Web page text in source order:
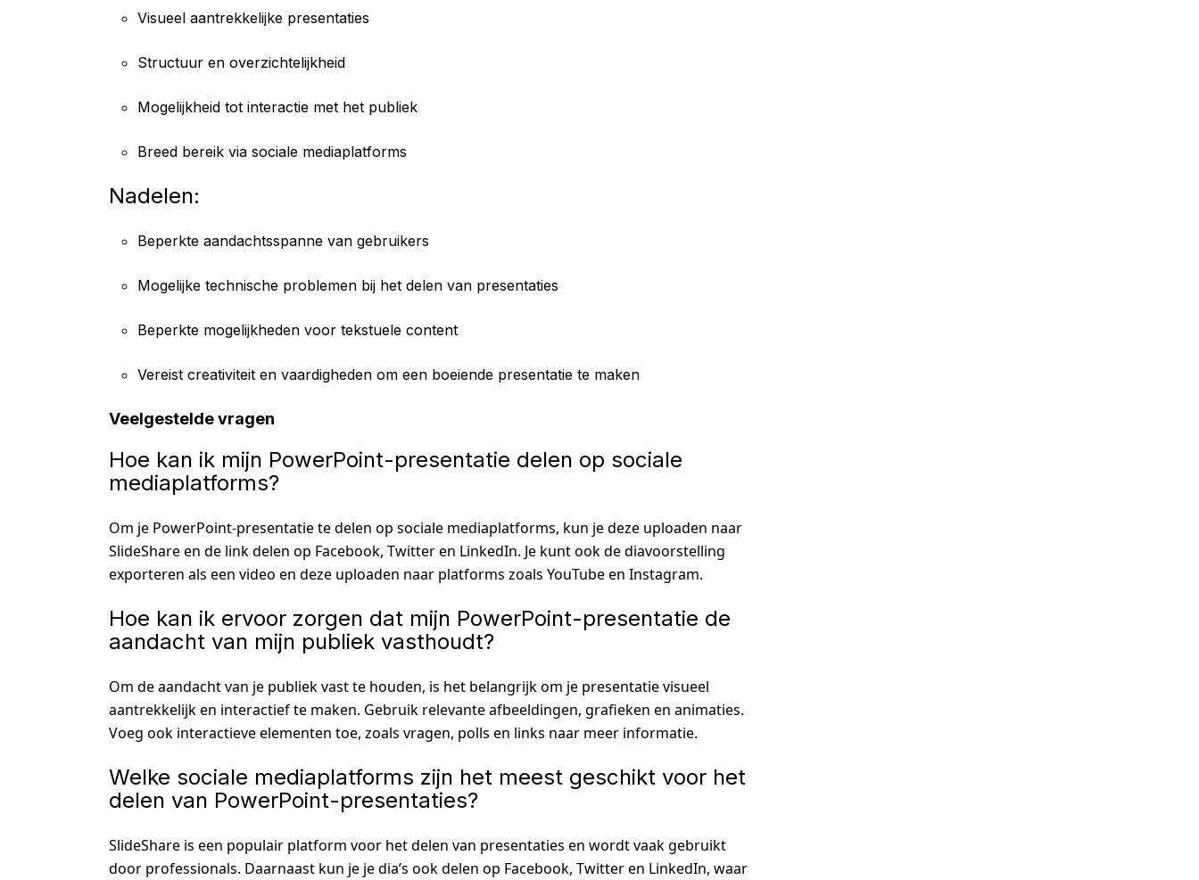
Visueel aantrekkelijke presentaties
Structuur en overzichtelijkheid
Mogelijkheid tot interactie met het publiek
Breed bereik via sociale mediaplatforms
Nadelen:
Beperkte aandachtsspanne van gebruikers
Mogelijke technische problemen bij het delen van presentaties
Beperkte mogelijkheden voor tekstuele content
Vereist creativiteit en vaardigheden om een boeiende presentatie te maken
Veelgestelde vragen
Hoe kan ik mijn PowerPoint-presentatie delen op sociale
mediaplatforms?
Om je PowerPoint-presentatie te delen op sociale mediaplatforms, kun je deze uploaden naar
SlideShare en de link delen op Facebook, Twitter en LinkedIn. Je kunt ook de diavoorstelling
exporteren als een video en deze uploaden naar platforms zoals YouTube en Instagram.
Hoe kan ik ervoor zorgen dat mijn PowerPoint-presentatie de
aandacht van mijn publiek vasthoudt?
Om de aandacht van je publiek vast te houden, is het belangrijk om je presentatie visueel
aantrekkelijk en interactief te maken. Gebruik relevante afbeeldingen, grafieken en animaties.
Voeg ook interactieve elementen toe, zoals vragen, polls en links naar meer informatie.
Welke sociale mediaplatforms zijn het meest geschikt voor het
delen van PowerPoint-presentaties?
SlideShare is een populair platform voor het delen van presentaties en wordt vaak gebruikt
door professionals. Daarnaast kun je je dia’s ook delen op Facebook, Twitter en LinkedIn, waar